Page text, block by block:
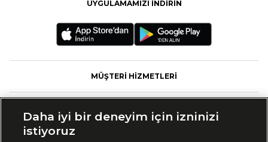
UYGULAMAMIZI İNDİRİN
MÜŞTERİ HİZMETLERİ
Daha iyi bir deneyim için izninizi
istiyoruz